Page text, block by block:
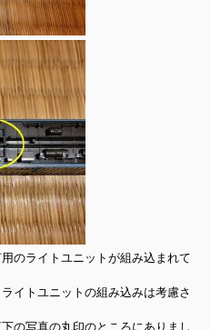
のライトユニットが組み込まれて
イトユニットの組み込みは考慮さ
の写真の丸印のところにありまし